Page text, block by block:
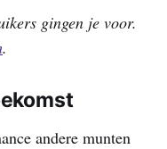
gingen je voor.
.
andere munten